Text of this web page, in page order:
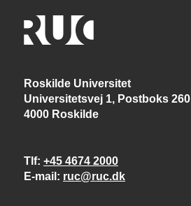
Roskilde Universitet
Universitetsvej 1, Postboks 260
4000 Roskilde
Tlf +45 4674 2000
E-mail
ruc@ruc.dk